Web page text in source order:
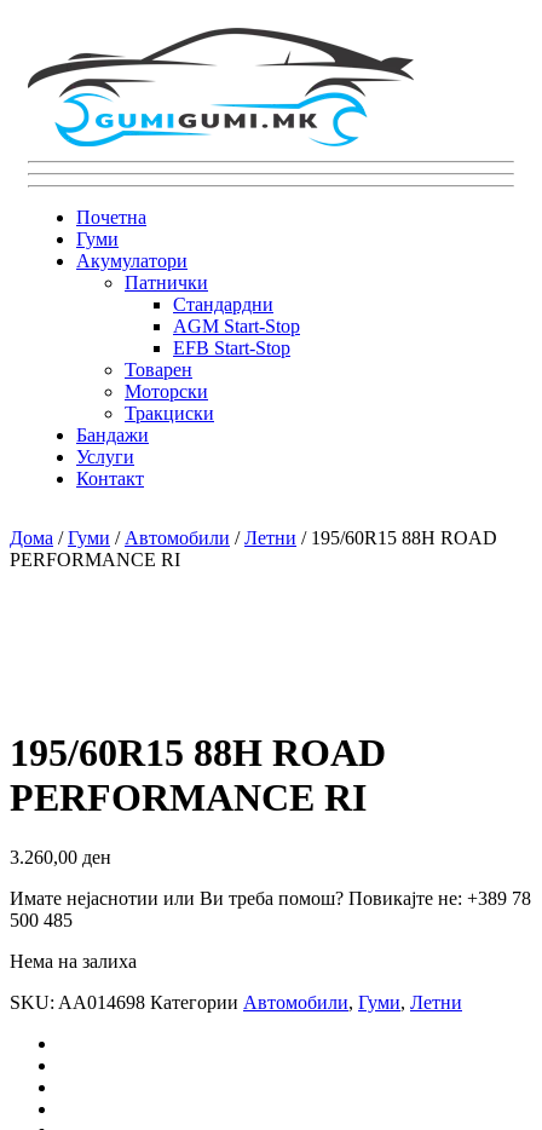
Почетна
Гуми
Акумулатори
Патнички
Стандардни
AGM Start-Stop
EFB Start-Stop
Товарен
Моторски
Тракциски
Бандажи
Услуги
Контакт
Дома /Гуми / Автомобили /Летни / 195/60R15 88H ROAD
PERFORMANCE RI
195/60R15 88H ROAD
PERFORMANCE RI
3.260,00 ден
Имате нејаснотии или Ви треба помош? Повикајте не: +389 78
500 485
Нема на залиха
SKU: AA014698 Категории Автомобили, Гуми, Летни